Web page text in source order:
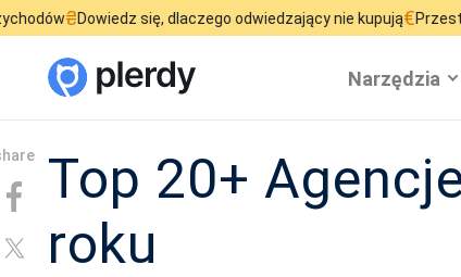
się, dlaczego odwiedzający nie kupują€Przestań
Narzędzia
Top 20+
roku